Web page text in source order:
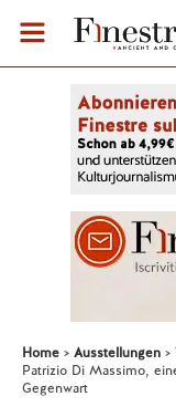
Home Ausstellungen
Patrizio Di Massimo,
Gegenwart